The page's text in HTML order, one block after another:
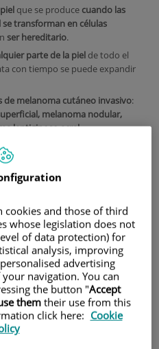
que se produce cuando las
transforman en células
ser hereditario.
parte de la piel de todo el
con tiempo se puede expandir
de melanoma cutáneo invasivo:
melanoma nodular,
lentiginoso acral.
pueden asociarse para
cookies and those of third
whose legislation does not
of data protection) for
analysis, improving
advertising
navigation. You can
the button "Accept
them their use from this
click here: Cookie